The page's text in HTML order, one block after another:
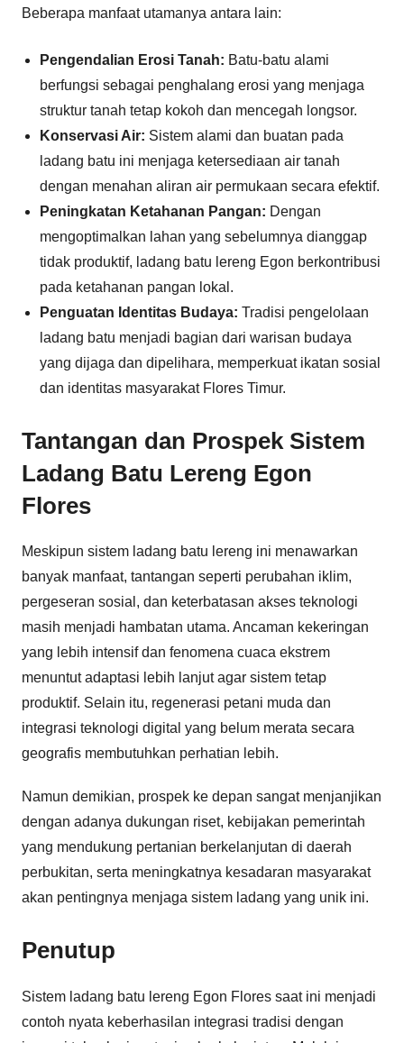
Beberapa manfaat utamanya antara lain:
Pengendalian Erosi Tanah: Batu-batu alami
berfungsi sebagai penghalang erosi yang menjaga
struktur tanah tetap kokoh dan mencegah longsor.
Konservasi Air: Sistem alami dan buatan pada
ladang batu ini menjaga ketersediaan air tanah
dengan menahan aliran air permukaan secara efektif.
Peningkatan Ketahanan Pangan: Dengan
mengoptimalkan lahan yang sebelumnya dianggap
tidak produktif, ladang batu lereng Egon berkontribusi
pada ketahanan pangan lokal.
Penguatan Identitas Budaya: Tradisi pengelolaan
ladang batu menjadi bagian dari warisan budaya
yang dijaga dan dipelihara, memperkuat ikatan sosial
dan identitas masyarakat Flores Timur.
Tantangan dan Prospek Sistem
Ladang Batu Lereng Egon
Flores
Meskipun sistem ladang batu lereng ini menawarkan
banyak manfaat, tantangan seperti perubahan iklim,
pergeseran sosial, dan keterbatasan akses teknologi
masih menjadi hambatan utama. Ancaman kekeringan
yang lebih intensif dan fenomena cuaca ekstrem
menuntut adaptasi lebih lanjut agar sistem tetap
produktif. Selain itu, regenerasi petani muda dan
integrasi teknologi digital yang belum merata secara
geografis membutuhkan perhatian lebih.
Namun demikian, prospek ke depan sangat menjanjikan
dengan adanya dukungan riset, kebijakan pemerintah
yang mendukung pertanian berkelanjutan di daerah
perbukitan, serta meningkatnya kesadaran masyarakat
akan pentingnya menjaga sistem ladang yang unik ini.
Penutup
Sistem ladang batu lereng Egon Flores saat ini menjadi
contoh nyata keberhasilan integrasi tradisi dengan